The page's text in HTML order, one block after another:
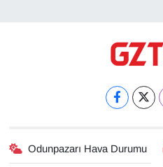
Odunpazarı Hava Durumu